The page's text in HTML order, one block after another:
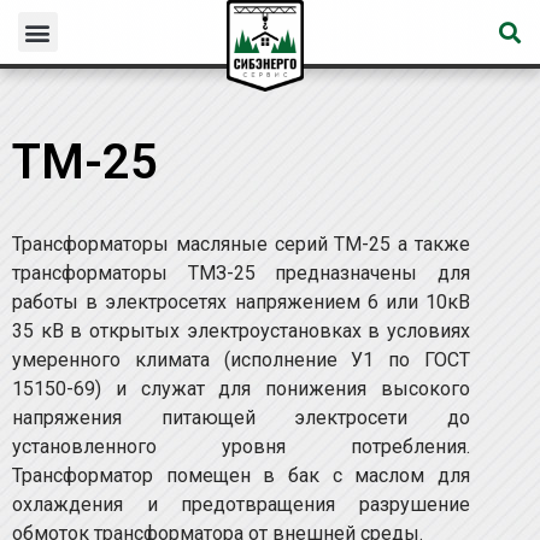
ТМ-25
Трансформаторы масляные серий ТМ-25 а также
трансформаторы ТМЗ-25 предназначены для
работы в электросетях напряжением 6 или 10кВ
35 кВ в открытых электроустановках в условиях
умеренного климата (исполнение У1 по ГОСТ
15150-69) и служат для понижения высокого
напряжения питающей электросети до
установленного уровня потребления.
Трансформатор помещен в бак с маслом для
охлаждения и предотвращения разрушение
обмоток трансформатора от внешней среды.